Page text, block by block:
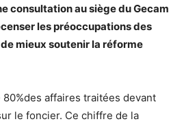
consultation au siège du Gecam
les préoccupations des
mieux soutenir la réforme
affaires traitées devant
le foncier. Ce chiffre de la